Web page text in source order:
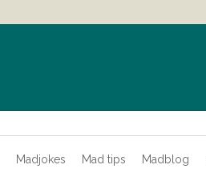
Madjokes Mad tips Madblog